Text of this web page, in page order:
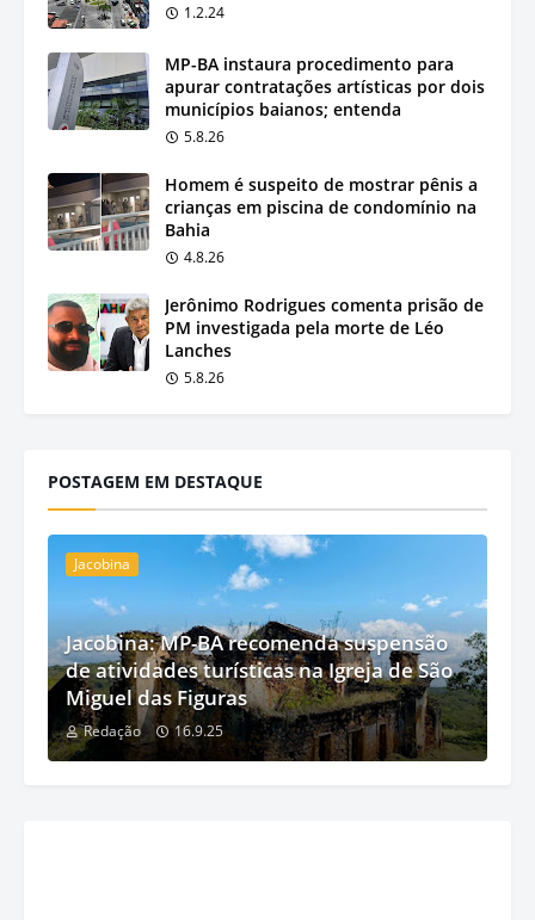
1.2.24
MP-BA instaura procedimento para
apurar contratações artísticas por dois
municípios baianos; entenda
5.8.26
Homem é suspeito de mostrar pênis a
crianças em piscina de condomínio na
Bahia
4.8.26
Jerônimo Rodrigues comenta prisão de
PM investigada pela morte de Léo
Lanches
5.8.26
POSTAGEM EM DESTAQUE
Jacobina
Jacobina: MP-BA recomenda suspensão
de atividades turísticas na Igreja de São
Miguel das Figuras
Redação 16.9.25